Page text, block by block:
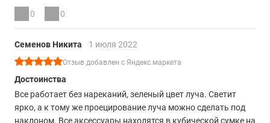
0 0
Семенов Никита 1 июля 2022
Отзыв добавлен с Яндекс маркета
Достоинства
Все работает без нареканий, зеленый цвет луча. Светит
ярко, а к тому же проецирование луча можно сделать под
наклоном. Все аксессуары находятся в кубической сумке на